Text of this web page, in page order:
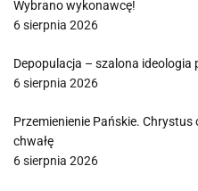
Wybrano wykonawcę!
6 sierpnia 2026
Depopulacja – szalona ideologia
6 sierpnia 2026
Przemienienie Pańskie.
chwałę
6 sierpnia 2026